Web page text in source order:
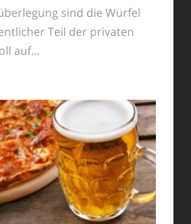
sind die Würfel
Teil der privaten
auf…